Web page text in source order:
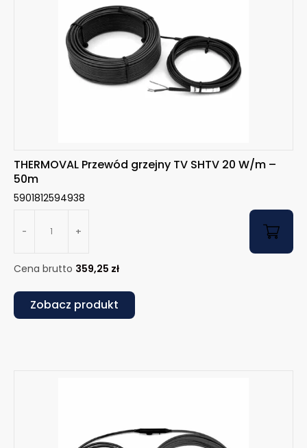
THERMOVAL Przewód grzejny TV SHTV 20 W/m –
50m
5901812594938
- +
Cena brutto 359,25 zł
Zobacz produkt